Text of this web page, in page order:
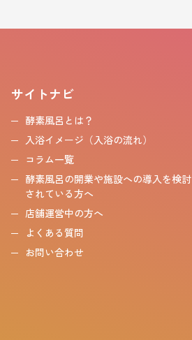
サイトナビ
酵素風呂とは？
入浴イメージ（入浴の流れ）
コラム一覧
酵素風呂の開業や施設への導入を検討
されている方へ
店舗運営中の方へ
よくある質問
お問い合わせ